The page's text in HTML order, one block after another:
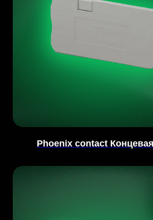
Phoenix contact